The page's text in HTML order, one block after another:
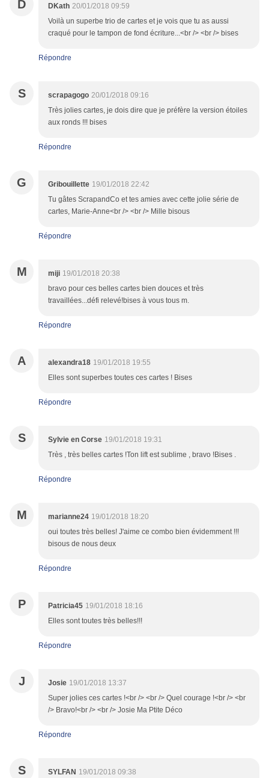
D DKath 20/01/2018 09:59
Voilà un superbe trio de cartes et je vois que tu as aussi
craqué pour le tampon de fond écriture...<br /> <br /> bises
Répondre
S scrapagogo 20/01/2018 09:16
Très jolies cartes, je dois dire que je préfère la version étoiles
aux ronds !!! bises
Répondre
G Gribouillette 19/01/2018 22:42
Tu gâtes ScrapandCo et tes amies avec cette jolie série de
cartes, Marie-Anne<br /> <br /> Mille bisous
Répondre
M miji 19/01/2018 20:38
bravo pour ces belles cartes bien douces et très
travaillées...défi relevé!bises à vous tous m.
Répondre
A alexandra18 19/01/2018 19:55
Elles sont superbes toutes ces cartes ! Bises
Répondre
S Sylvie en Corse 19/01/2018 19:31
Très , très belles cartes !Ton lift est sublime , bravo !Bises .
Répondre
M marianne24 19/01/2018 18:20
oui toutes très belles! J'aime ce combo bien évidemment !!!
bisous de nous deux
Répondre
P Patricia45 19/01/2018 18:16
Elles sont toutes très belles!!!
Répondre
J Josie 19/01/2018 13:37
Super jolies ces cartes !<br /> <br /> Quel courage !<br /> <br
/> Bravo!<br /> <br /> Josie Ma Ptite Déco
Répondre
S SYLFAN 19/01/2018 09:38